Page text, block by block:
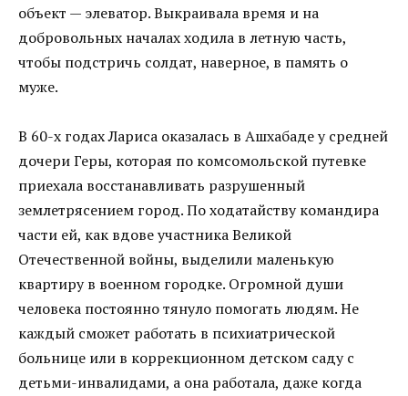
объект — элеватор. Выкраивала время и на
добровольных началах ходила в летную часть,
чтобы подстричь солдат, наверное, в память о
муже.
В 60-х годах Лариса оказалась в Ашхабаде у средней
дочери Геры, которая по комсомольской путевке
приехала восстанавливать разрушенный
землетрясением город. По ходатайству командира
части ей, как вдове участника Великой
Отечественной войны, выделили маленькую
квартиру в военном городке. Огромной души
человека постоянно тянуло помогать людям. Не
каждый сможет работать в психиатрической
больнице или в коррекционном детском саду с
детьми-инвалидами, а она работала, даже когда